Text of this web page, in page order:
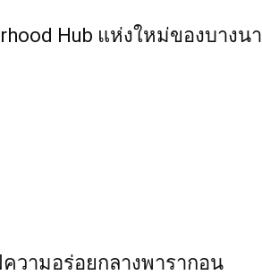
Hub แห่งใหม่ของบางนา
ความอร่อยกลางพารากอน